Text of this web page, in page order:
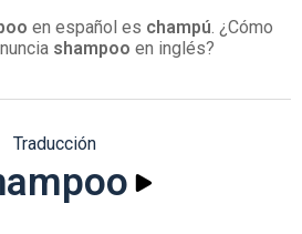
en español es champú. ¿Cómo
shampoo en inglés?
Traducción